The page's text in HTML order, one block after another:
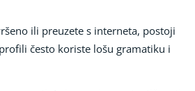
ili preuzete s interneta, postoji
često koriste lošu gramatiku i